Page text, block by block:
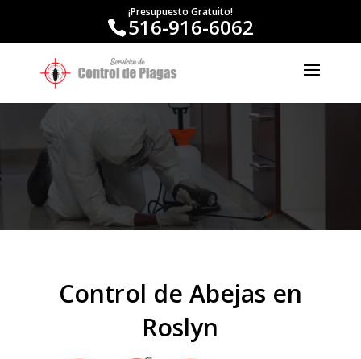
¡Presupuesto Gratuito!
516-916-6062
Control de Abejas en
Roslyn